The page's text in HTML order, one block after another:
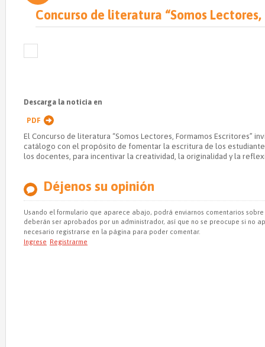
Concurso de literatura “Somos Lectores,
Descarga la noticia en
PDF
El Concurso de literatura “Somos Lectores, Formamos Escritores”
catálogo con el propósito de fomentar la escritura de los
los docentes, para incentivar la creatividad, la originalidad y la
Déjenos su opinión
Usando el formulario que aparece abajo, podrá enviarnos comentarios
deberán ser aprobados por un administrador, así que no se preocupe si no
necesario registrarse en la página para poder comentar.
Ingrese
Registrarme